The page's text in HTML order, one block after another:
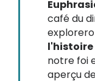
café du
l'histoire
notre foi
aperçu